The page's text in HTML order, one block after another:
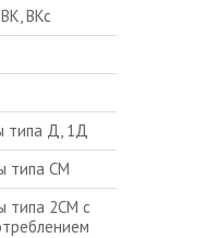
ВКс
типа Д, 1Д
типа СМ